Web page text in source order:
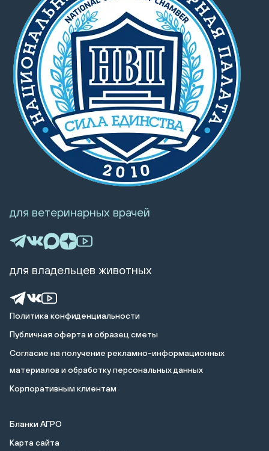
Политика конфиденциальности
Публичная оферта и образец сметы
Cогласие на получение рекламно-информационных
материалов и обработку персональных данных
Корпоративным клиентам
Бланки АГРО
Карта сайта
для ветеринарных врачей
для владельцев животных